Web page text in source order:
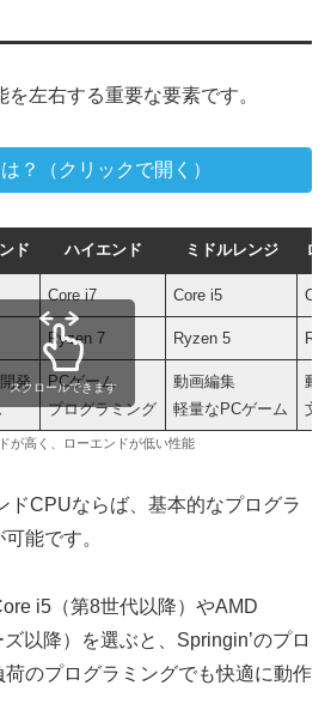
左右する重要な要素です。
？（クリックで開く）
ド ハイエンド ミドルレンジ ロ
Core i7 Core i5
Ryzen 7 Ryzen 5
発
PCゲーム
プログラミング
動画編集
軽量なPCゲーム
動
文
スクロールできます
が高く、ローエンドが低い性能
ドCPUならば、基本的なプログラ
能です。
i5（第8世代以降）やAMD
以降）を選ぶと、Springin’のプロ
のプログラミングでも快適に動作